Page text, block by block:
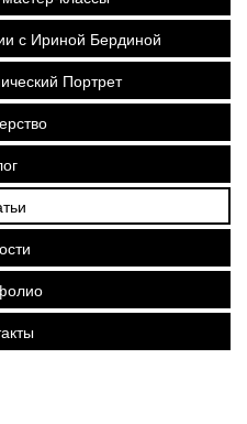
с Ириной Бердиной
Портрет